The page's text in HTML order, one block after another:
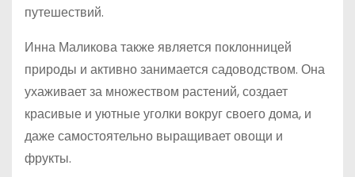
путешествий.
Инна Маликова также является поклонницей
природы и активно занимается садоводством. Она
ухаживает за множеством растений, создает
красивые и уютные уголки вокруг своего дома, и
даже самостоятельно выращивает овощи и
фрукты.